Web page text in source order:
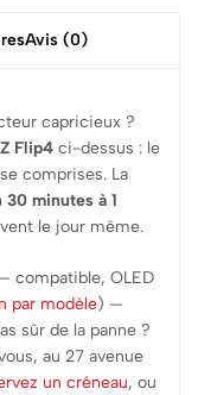
Avis (0)
capricieux ?
Flip4 ci-dessus : le
comprises. La
30 minutes à 1
le jour même.
compatible, OLED
par modèle) —
sûr de la panne ?
au 27 avenue
un créneau, ou